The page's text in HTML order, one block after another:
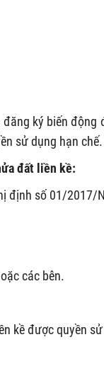
ký biến
sử dụng hạn chế.
đất liền kề:
định số 01/2017/
các bên.
kề được quyền